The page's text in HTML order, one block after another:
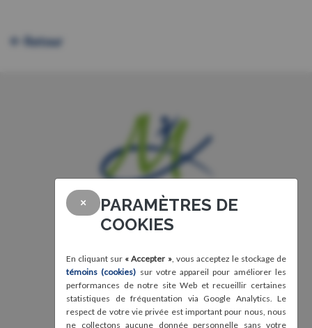
Retour
×
PARAMÈTRES DE
COOKIES
En cliquant sur « Accepter », vous acceptez le stockage de
témoins (cookies) sur votre appareil pour améliorer les
performances de notre site Web et recueillir certaines
statistiques de fréquentation via Google Analytics. Le
respect de votre vie privée est important pour nous, nous
ne collectons aucune donnée personnelle sans votre